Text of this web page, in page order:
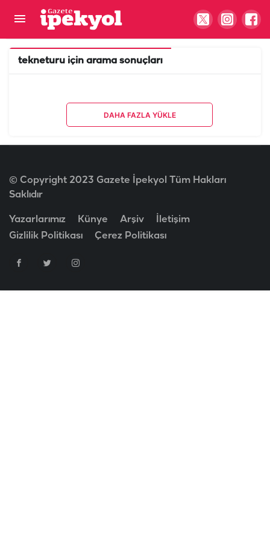
tekneturu için arama sonuçları
DAHA FAZLA YÜKLE
© Copyright 2023 Gazete İpekyol Tüm Hakları
Saklıdır
Yazarlarımız Künye Arşiv
İletişim
Gizlilik Politikası
Çerez Politikası